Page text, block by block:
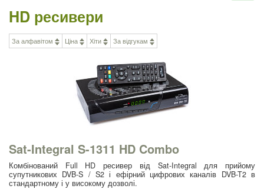
HD ресивери
За алфавітом Ціна Хіти За відгукам
Sat-Integral S-1311 HD Combo
Комбінований Full HD ресивер від Sat-Integral для прийому
супутникових DVB-S / S2 і ефірний цифрових каналів DVB-T2 в
стандартному і у високому дозволі.